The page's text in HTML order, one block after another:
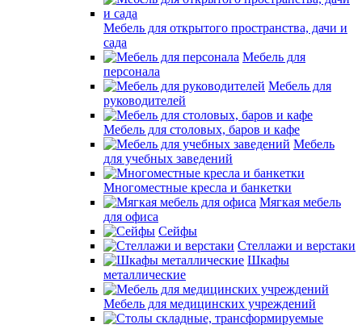
Мебель для открытого пространства, дачи и
сада
Мебель для
персонала
Мебель для
руководителей
Мебель для столовых, баров и кафе
Мебель
для учебных заведений
Многоместные кресла и банкетки
Мягкая мебель
для офиса
Сейфы
Стеллажи и верстаки
Шкафы
металлические
Мебель для медицинских учреждений